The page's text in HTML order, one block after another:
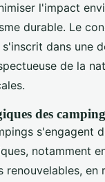
l'impact
durable. Le
s'inscrit dans une
de la
des
s'engagent
notamment
renouvelables, en